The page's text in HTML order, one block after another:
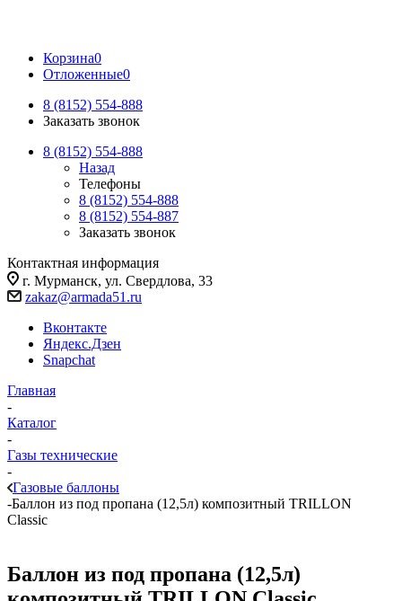
Корзина0
Отложенные0
8 (8152) 554-888
Заказать звонок
8 (8152) 554-888
Назад
Телефоны
8 (8152) 554-888
8 (8152) 554-887
Заказать звонок
Контактная информация
г. Мурманск, ул. Свердлова, 33
zakaz@armada51.ru
Вконтакте
Яндекс.Дзен
Snapchat
Главная
-
Каталог
-
Газы технические
-
Газовые баллоны
-Баллон из под пропана (12,5л) композитный TRILLON
Classic
Баллон из под пропана (12,5л)